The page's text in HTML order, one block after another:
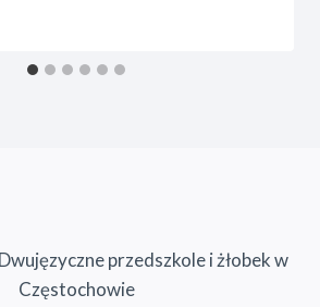
przedszkole i żłobek w
Częstochowie